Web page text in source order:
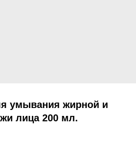
умывания жирной и
лица 200 мл.